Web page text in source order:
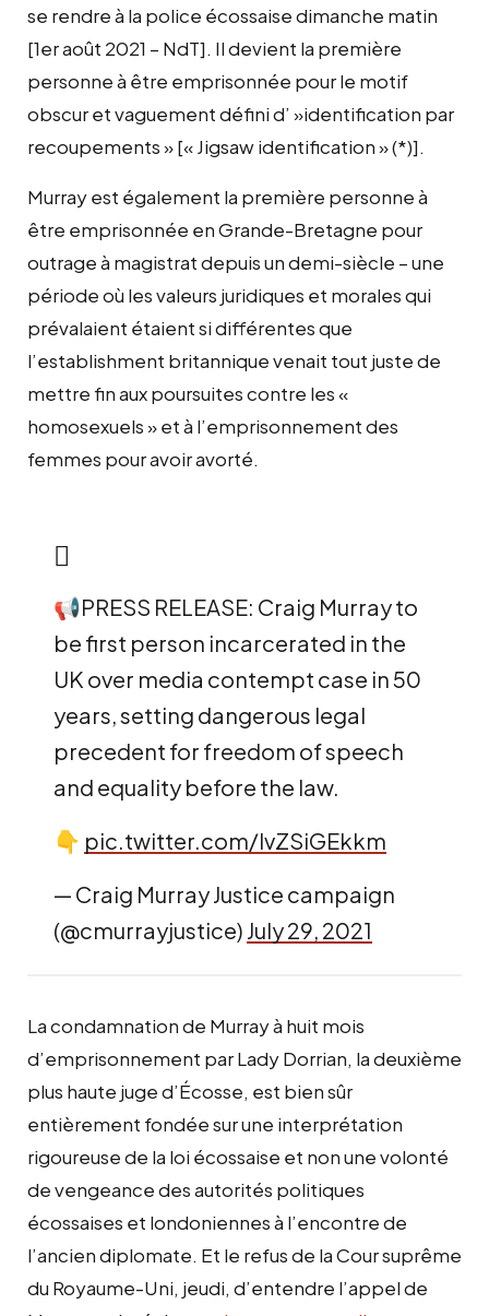
se rendre à la police écossaise dimanche matin
[1er août 2021 – NdT]. Il devient la première
personne à être emprisonnée pour le motif
obscur et vaguement défini d’ »identification par
recoupements » [« Jigsaw identification » (*)].
Murray est également la première personne à
être emprisonnée en Grande-Bretagne pour
outrage à magistrat depuis un demi-siècle – une
période où les valeurs juridiques et morales qui
prévalaient étaient si différentes que
l’establishment britannique venait tout juste de
mettre fin aux poursuites contre les «
homosexuels » et à l’emprisonnement des
femmes pour avoir avorté.
📢PRESS RELEASE: Craig Murray to
be first person incarcerated in the
UK over media contempt case in 50
years, setting dangerous legal
precedent for freedom of speech
and equality before the law.
👇 pic.twitter.com/lvZSiGEkkm
— Craig Murray Justice campaign
(@cmurrayjustice) July 29, 2021
La condamnation de Murray à huit mois
d’emprisonnement par Lady Dorrian, la deuxième
plus haute juge d’Écosse, est bien sûr
entièrement fondée sur une interprétation
rigoureuse de la loi écossaise et non une volonté
de vengeance des autorités politiques
écossaises et londoniennes à l’encontre de
l’ancien diplomate. Et le refus de la Cour suprême
du Royaume-Uni, jeudi, d’entendre l’appel de